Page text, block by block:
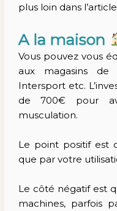
plus loin dans
A la maison
Vous pouvez vous
aux magasins de
Intersport etc.
de 700€ pour
musculation.
Le point positif est
que par votre
Le côté négatif est
machines, parfois